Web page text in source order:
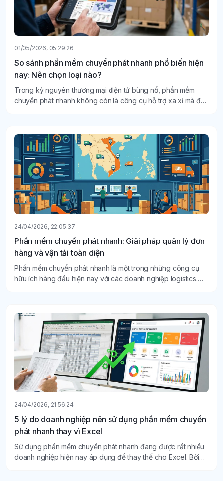
01/05/2026, 05:29:26
So sánh phần mềm chuyển phát nhanh phổ biến hiện
nay: Nên chọn loại nào?
Trong kỷ nguyên thương mại điện tử bùng nổ, phần mềm
chuyển phát nhanh không còn là công cụ hỗ trợ xa xỉ mà đã
24/04/2026, 22:05:37
Phần mềm chuyển phát nhanh: Giải pháp quản lý đơn
hàng và vận tải toàn diện
Phần mềm chuyển phát nhanh là một trong những công cụ
hữu ích hàng đầu hiện nay với các doanh nghiệp logistics.
24/04/2026, 21:56:24
5 lý do doanh nghiệp nên sử dụng phần mềm chuyển
phát nhanh thay vì Excel
Sử dụng phần mềm chuyển phát nhanh đang được rất nhiều
doanh nghiệp hiện nay áp dụng để thay thế cho Excel. Bởi